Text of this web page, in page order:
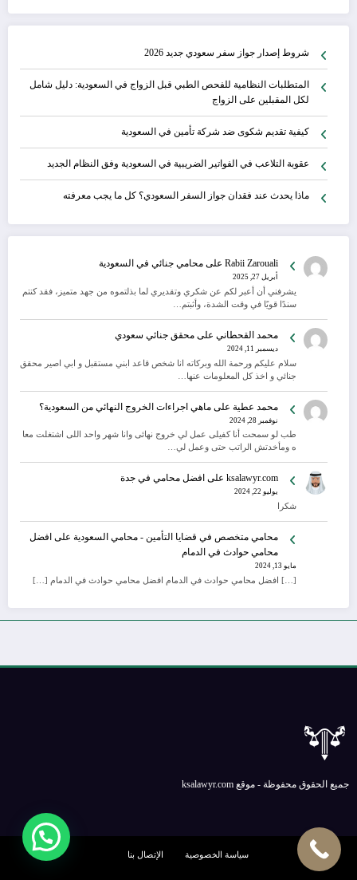
شروط إصدار جواز سفر سعودي جديد 2026
المتطلبات النظامية للفحص الطبي قبل الزواج في السعودية: دليل شامل
لكل المقبلين على الزواج
كيفية تقديم شكوى ضد شركة تأمين في السعودية
عقوبة التلاعب في الفواتير الضريبية في السعودية وفق النظام الجديد
ماذا يحدث عند فقدان جواز السفر السعودي؟ كل ما يجب معرفته
Rabii Zarouali على محامي جنائي في السعودية
أبريل 27, 2025
يشرفني أن أعبر لكم عن شكري وتقديري لما بذلتموه من جهد متميز، فقد كنتم
سندًا قويًا في وقت الشدة، وأثبتم…
محمد القحطاني على محقق جنائي سعودي
ديسمبر 11, 2024
سلام عليكم ورحمة الله وبركاته انا شخص قاعد ابني مستقبل و ابي اصير محقق
جنائي و اخذ كل المعلومات عنها…
محمد عطية على ماهي اجراءات الخروج النهائي من السعودية؟
نوفمبر 28, 2024
طب لو سمحت أنا كفيلى عمل لي خروج نهائى وانا شهر واحد اللى اشتغلت معا
ه ومأخدتش الراتب حتى وعمل لي…
ksalawyr.com على افضل محامي في جدة
يوليو 22, 2024
شكرا
محامي متخصص في قضايا التأمين - محامي السعودية على افضل
محامي حوادث في الدمام
مايو 13, 2024
[…] افضل محامي حوادث في الدمام افضل محامي حوادث في الدمام […]
جميع الحقوق محفوظة - موقع ksalawyr.com
سياسة الخصوصية الإتصال بنا